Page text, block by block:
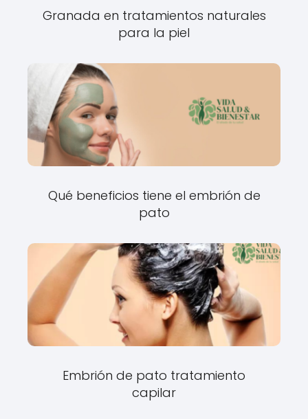
Granada en tratamientos naturales
para la piel
Qué beneficios tiene el embrión de
pato
Embrión de pato tratamiento
capilar